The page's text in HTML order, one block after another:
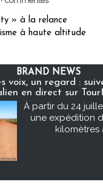
» à la relance
à haute altitude
BRAND NEWS
voix, un regard :
en direct sur
À partir du 24
une expédition
kilomètres